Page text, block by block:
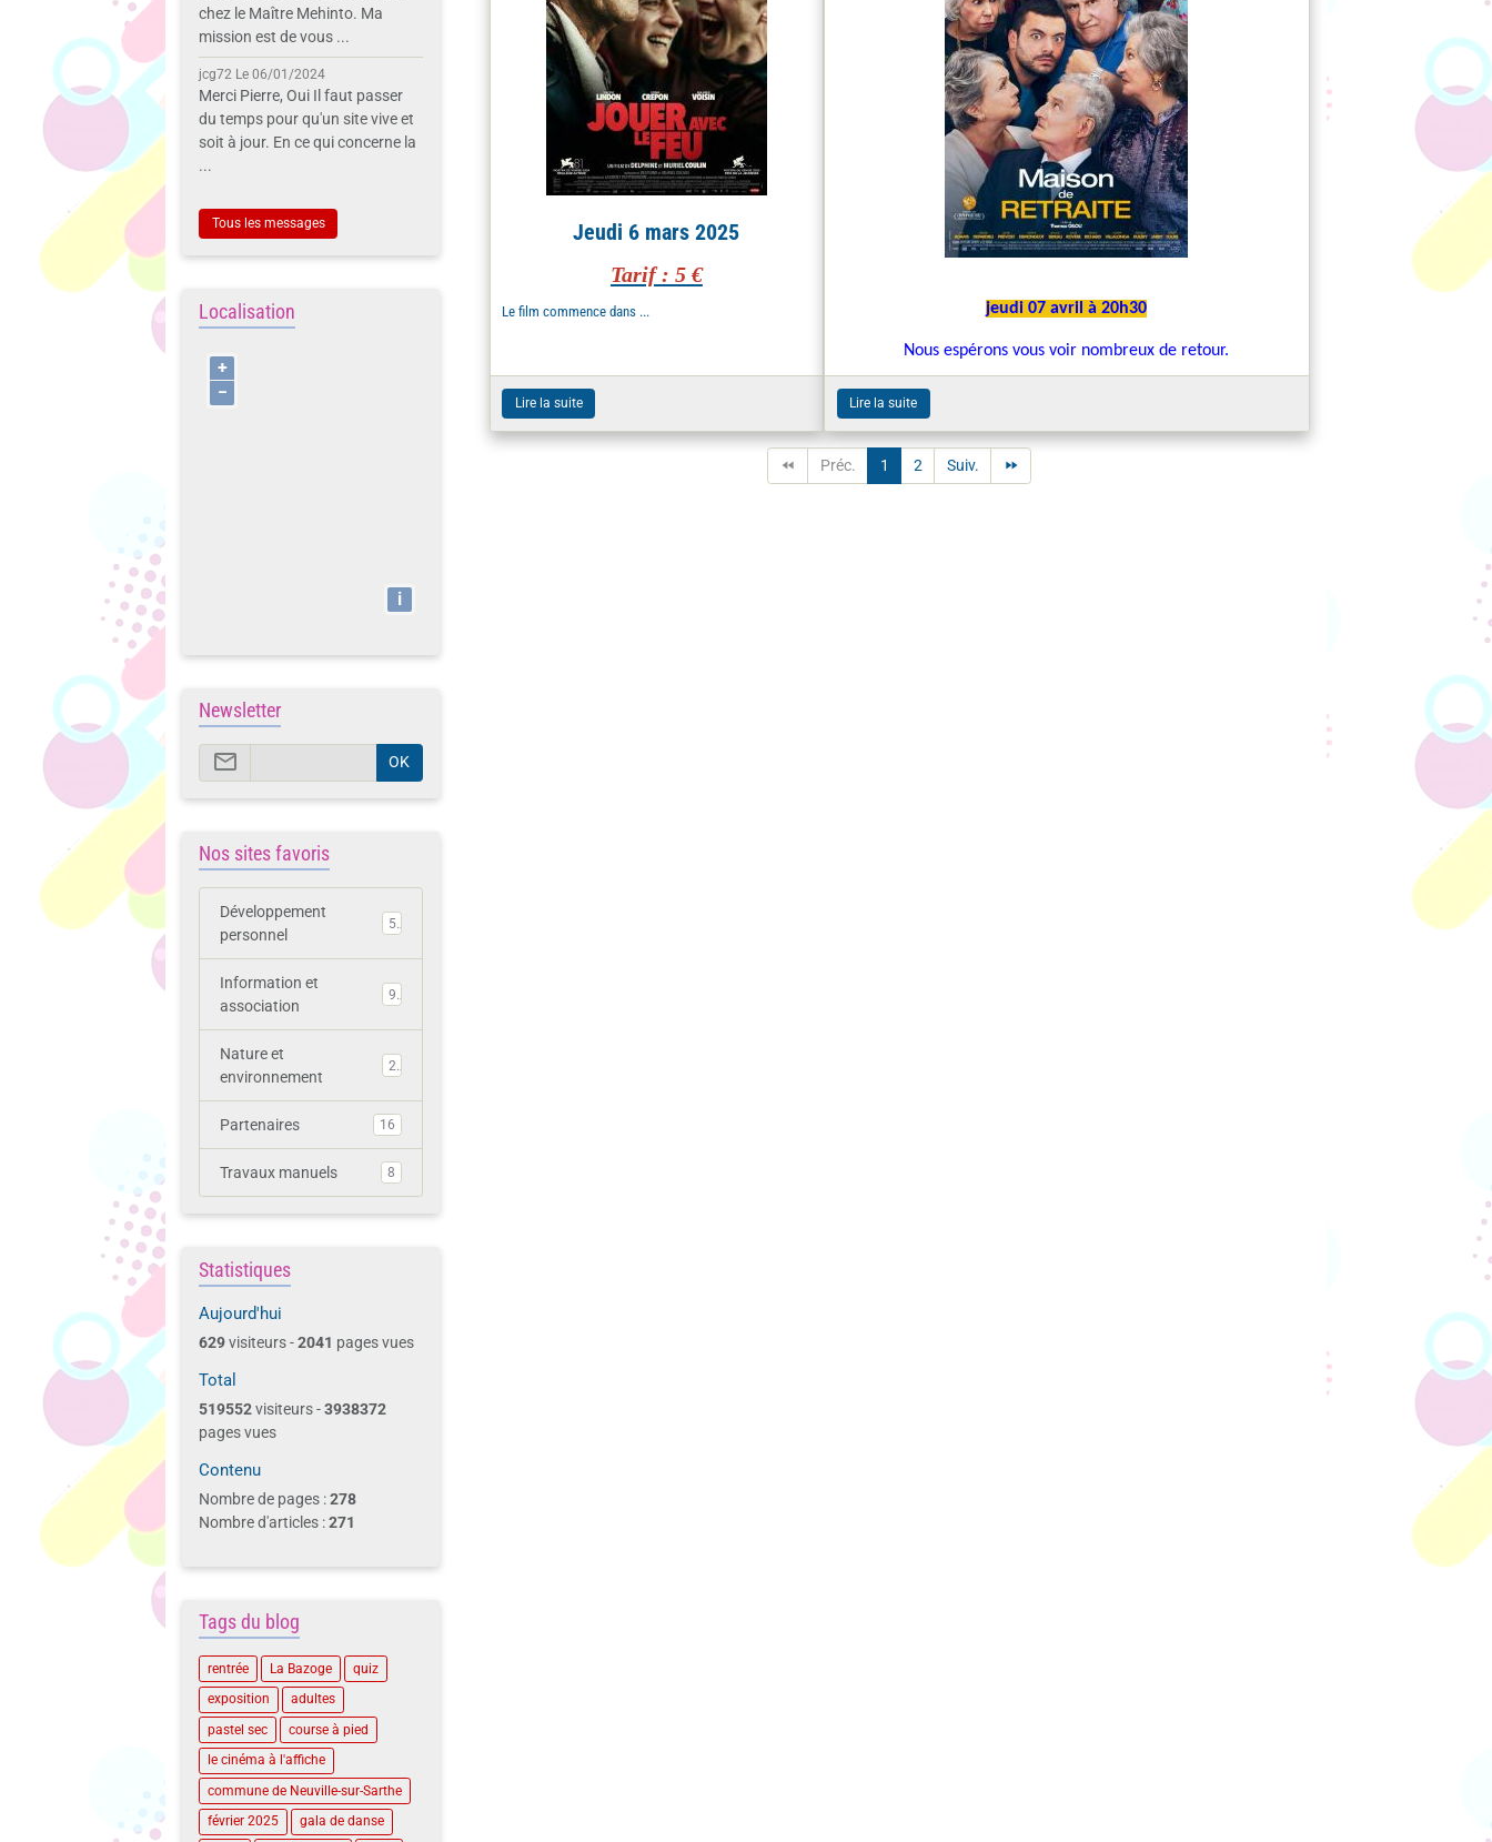
Jeudi 6 mars 2025
Tarif : 5 €
Le film commence dans ...
Lire la suite
jeudi 07 avril à 20h30
Nous espérons vous voir nombreux de retour.
Lire la suite
Préc. 1 2 Suiv.
chez le Maître Mehinto. Ma
mission est de vous ...
jcg72 Le 06/01/2024
Merci Pierre, Oui Il faut passer
du temps pour qu'un site vive et
soit à jour. En ce qui concerne la
...
Tous les messages
Localisation
+
−
i
Newsletter
OK
Nos sites favoris
Développement
personnel
5
Information et
association
9
Nature et
environnement
2
Partenaires 16
Travaux manuels 8
Statistiques
Aujourd'hui
629visiteurs -2041 pages vues
Total
519552visiteurs -3938372
pages vues
Contenu
Nombre de pages :278
Nombre d'articles :271
Tags du blog
rentrée La Bazoge
quiz
exposition
adultes
pastel sec
course à pied
le cinéma à l'affiche
commune de Neuville-sur-Sarthe
février 2025
gala de danse